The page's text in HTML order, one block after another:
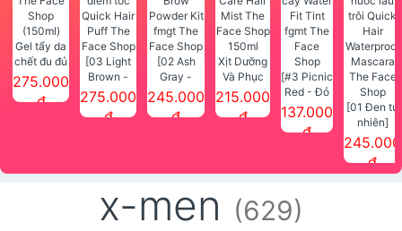
Gel tẩy da
chết đu đủ
SMART
PEELING
275.000
đ
[03 Light
Brown -
Nâu Sáng]
Phấn che
275.000
đ
[02 Ash
Gray -
Khói] Bột
kẻ chân
Face Shop
245.000
đ
Xịt Dưỡng
Và Phục
Hồi Tóc
Essential
215.000
đ
[#3 Picnic
Red - Đỏ
cam] Son
Face
Shop
137.000
đ
[01 Đen tự
nhiên]
Mascara
che phủ
245.000
đ
x-men (629)